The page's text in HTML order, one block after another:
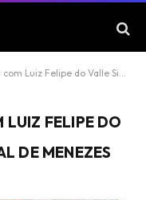
Valle Silva do Quental de Menezes"
LUIZ FELIPE DO
DE MENEZES